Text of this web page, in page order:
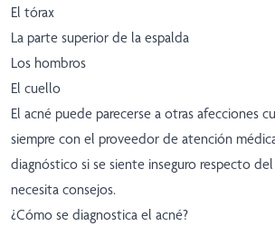
El tórax
La parte superior de la espalda
Los hombros
El cuello
El acné puede parecerse a otras afecciones
siempre con el proveedor de atención
diagnóstico si se siente inseguro respecto
necesita consejos.
¿Cómo se diagnostica el acné?